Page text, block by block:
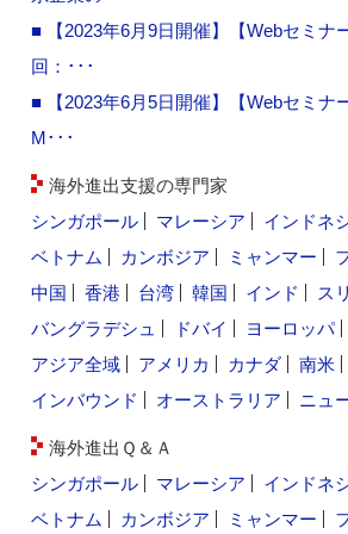
■ 【2023年6月9日開催】【Webセミナ
回：･･･
■ 【2023年6月5日開催】【Webセミナ
M･･･
海外進出支援の専門家
シンガポール
マレーシア インドネ
ベトナム
カンボジア ミャンマー
中国
香港 台湾 韓国 インド
ス
バングラデシュ
ドバイ ヨーロッパ
アジア全域
アメリカ カナダ 南米
インバウンド
オーストラリア ニュ
海外進出Ｑ＆Ａ
シンガポール
マレーシア インドネ
ベトナム
カンボジア ミャンマー